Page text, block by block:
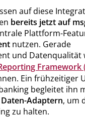
auf diese
bereits jetzt auf
Plattform-
nutzen. Gerade
und Datenqualität
Framework
Ein frühzeitiger
begleitet ihn
Daten-Adaptern, um
zu halten.